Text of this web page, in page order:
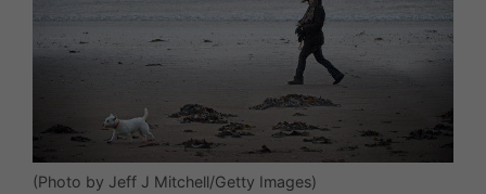
(Photo by Jeff J Mitchell/Getty Images)